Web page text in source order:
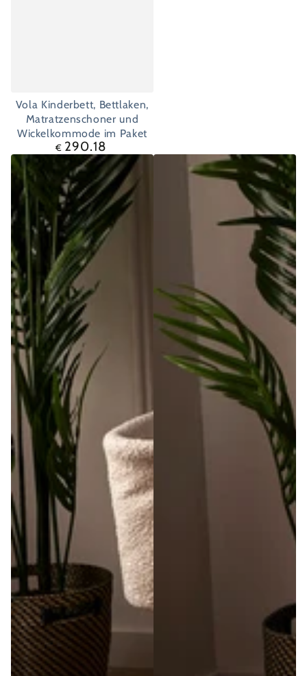
Vola Kinderbett, Bettlaken,
Matratzenschoner und
Wickelkommode im Paket
Regulärer
Preis
€ 290.18